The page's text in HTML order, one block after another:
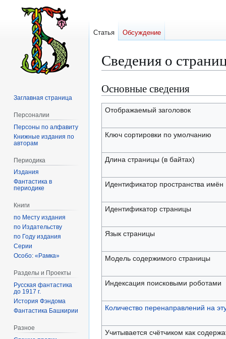
Сведения о
Перейти
к
навигации
Перейти
к
поиску
Основные сведения
Отображаемый заголовок
Ключ сортировки по умолчанию
Длина страницы (в байтах)
Идентификатор пространства имён
Идентификатор страницы
Язык страницы
Модель содержимого страницы
Индексация поисковыми роботами
Количество перенаправлений на
Учитывается счётчиком как
Статья Обсуждение
Заглавная страница
Персоналии
Персоны по алфавиту
Книжные издания по
авторам
Периодика
Издания
Фантастика в
периодике
Книги
по Месту издания
по Издательству
по Году издания
Серии
Особо: «Рамка»
Разделы и Проекты
Русская фантастика
до 1917 г.
История Фэндома
Фантастика Башкирии
Разное